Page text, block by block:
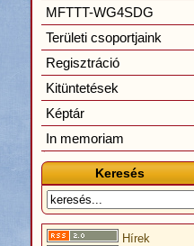
MFTTT-WG4SDG
Területi csoportjaink
Regisztráció
Kitüntetések
Képtár
In memoriam
Keresés
Hírek